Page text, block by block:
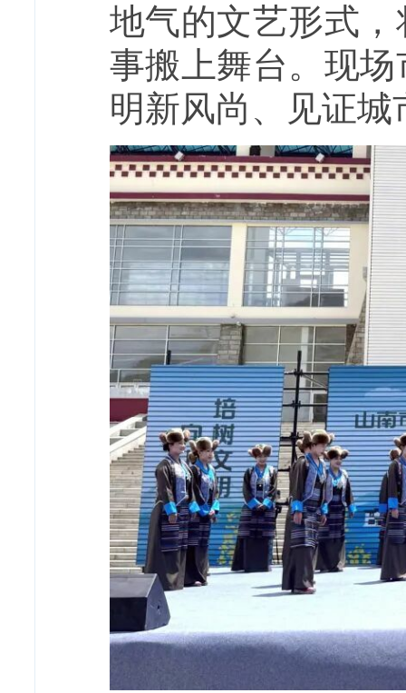
地气的文艺形式
事搬上舞台。现
明新风尚、见证